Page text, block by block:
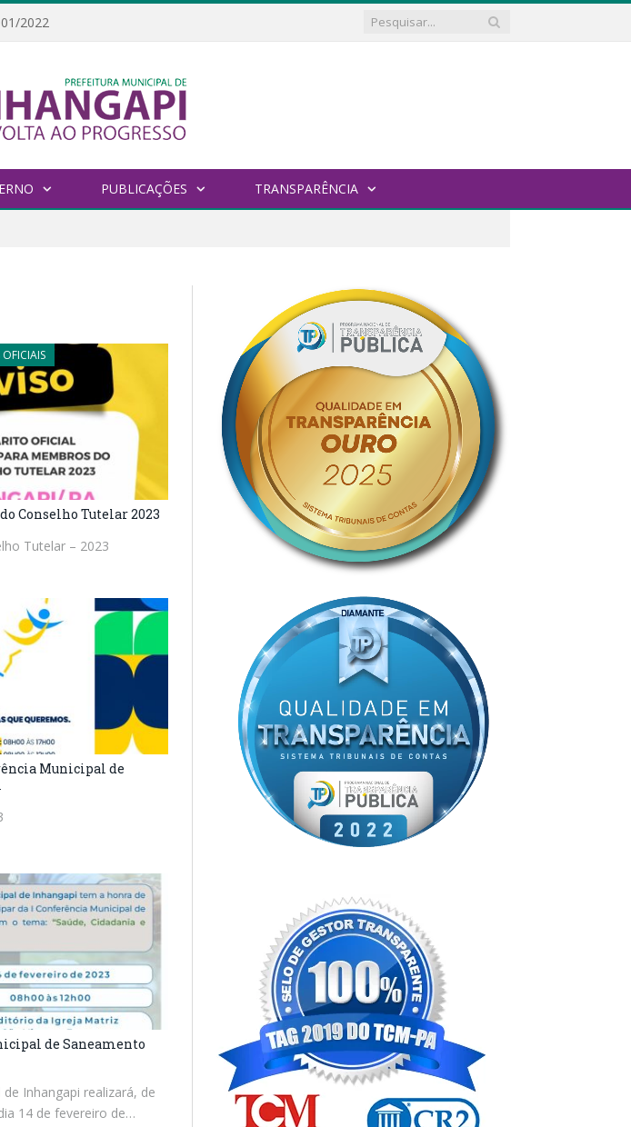
2022
PUBLICAÇÕES TRANSPARÊNCIA
Conselho Tutelar 2023
Tutelar – 2023
Municipal de
de Saneamento
Inhangapi realizará, de
14 de fevereiro de…